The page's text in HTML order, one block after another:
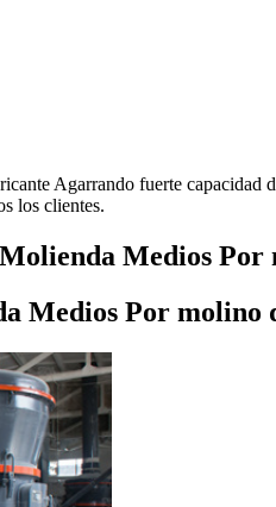
Agarrando fuerte
los clientes.
Medios Por
Medios Por molino